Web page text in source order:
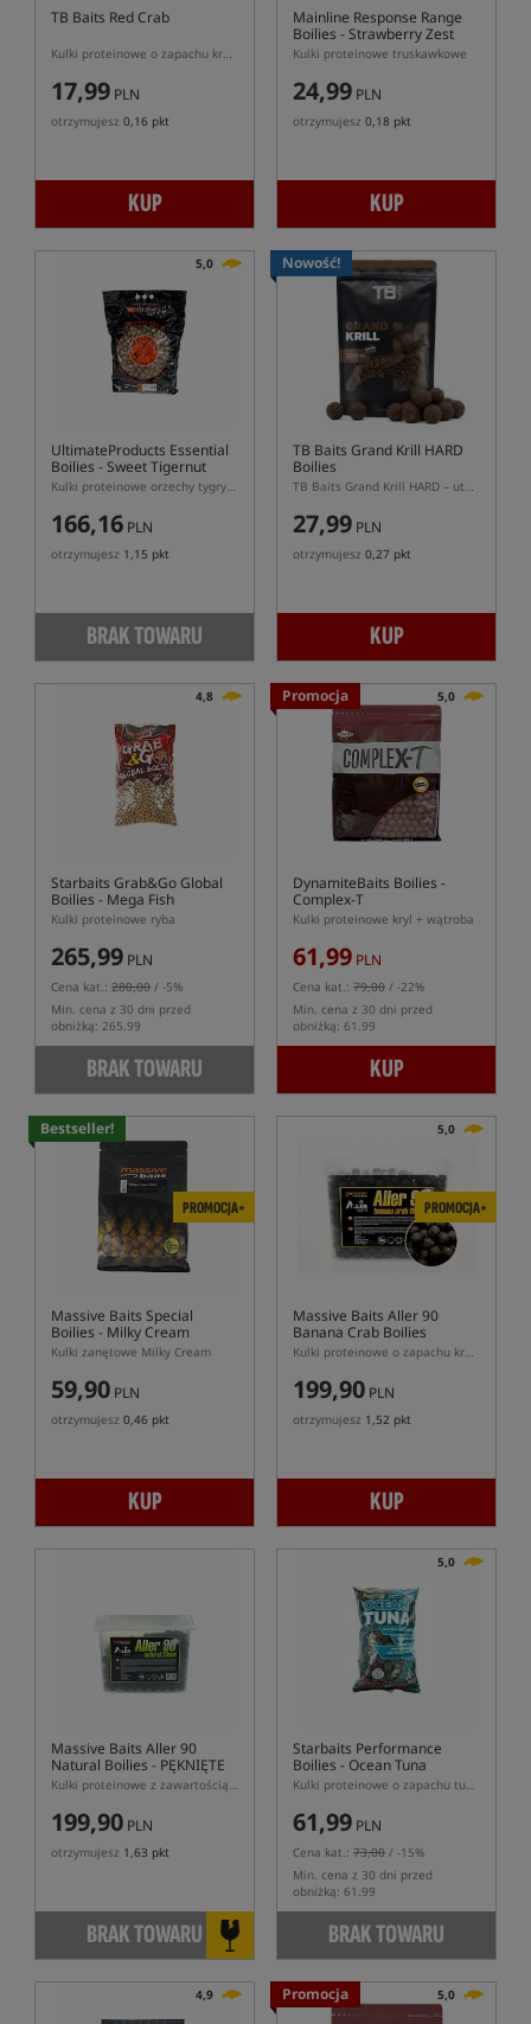
TB Baits Red Crab
Kulki proteinowe o zapachu kraba i ostrych przypraw
17,99 PLN
otrzymujesz 0,16 pkt
KUP
Mainline Response Range
Boilies - Strawberry Zest
Kulki proteinowe truskawkowe
24,99 PLN
otrzymujesz 0,18 pkt
KUP
5,0
UltimateProducts Essential
Boilies - Sweet Tigernut
Kulki proteinowe orzechy tygrysie
166,16 PLN
otrzymujesz 1,15 pkt
BRAK TOWARU
Nowość!
TB Baits Grand Krill HARD
Boilies
TB Baits Grand Krill HARD – utwardzane kulki proteinowe
27,99 PLN
otrzymujesz 0,27 pkt
KUP
4,8
Starbaits Grab&Go Global
Boilies - Mega Fish
Kulki proteinowe ryba
265,99 PLN
Cena kat.: 280,00 / -5%
Min. cena z 30 dni przed
obniżką: 265.99
BRAK TOWARU
Promocja 5,0
DynamiteBaits Boilies -
Complex-T
Kulki proteinowe kryl + wątroba
61,99 PLN
Cena kat.: 79,00 / -22%
Min. cena z 30 dni przed
obniżką: 61.99
KUP
Bestseller!
PROMOCJA+
Massive Baits Special
Boilies - Milky Cream
Kulki zanętowe Milky Cream
59,90 PLN
otrzymujesz 0,46 pkt
KUP
5,0
PROMOCJA+
Massive Baits Aller 90
Banana Crab Boilies
Kulki proteinowe o zapachu kraba i banana z zawartością 90% pelletu Aller Aqua
199,90 PLN
otrzymujesz 1,52 pkt
KUP
Massive Baits Aller 90
Natural Boilies - PĘKNIĘTE
WIADRO
Kulki proteinowe z zawartością 90% pelletu Aller Aqua o naturalnym zapachu
199,90 PLN
otrzymujesz 1,63 pkt
BRAK TOWARU
5,0
Starbaits Performance
Boilies - Ocean Tuna
Kulki proteinowe o zapachu tuńczyka
61,99 PLN
Cena kat.: 73,00 / -15%
Min. cena z 30 dni przed
obniżką: 61.99
BRAK TOWARU
4,9 Promocja 5,0